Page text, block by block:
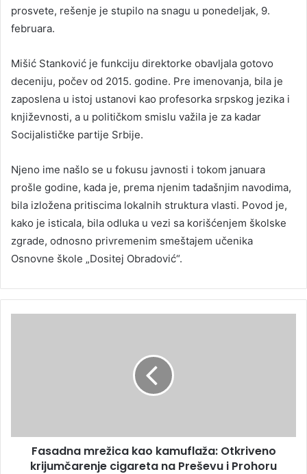
prosvete, rešenje je stupilo na snagu u ponedeljak, 9.
februara.
Mišić Stanković je funkciju direktorke obavljala gotovo
deceniju, počev od 2015. godine. Pre imenovanja, bila je
zaposlena u istoj ustanovi kao profesorka srpskog jezika i
književnosti, a u političkom smislu važila je za kadar
Socijalističke partije Srbije.
Njeno ime našlo se u fokusu javnosti i tokom januara
prošle godine, kada je, prema njenim tadašnjim navodima,
bila izložena pritiscima lokalnih struktura vlasti. Povod je,
kako je isticala, bila odluka u vezi sa korišćenjem školske
zgrade, odnosno privremenim smeštajem učenika
Osnovne škole „Dositej Obradović“.
Fasadna mrežica kao kamuflaža: Otkriveno
krijumčarenje cigareta na Preševu i Prohoru